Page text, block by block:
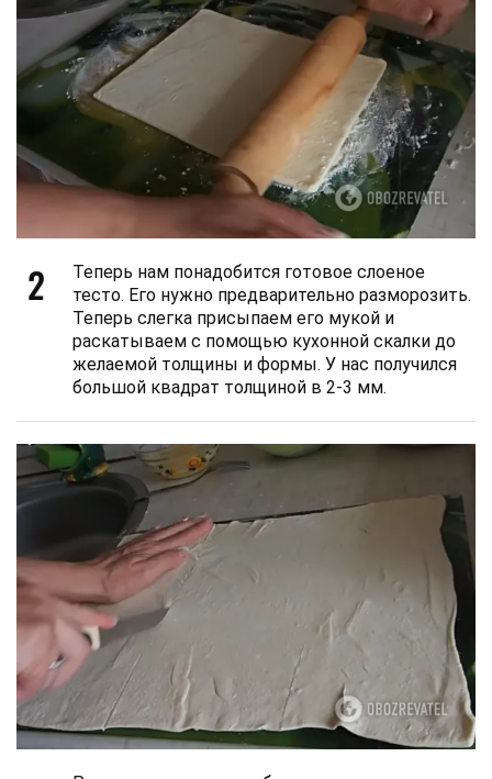
2
Теперь нам понадобится готовое слоеное
тесто. Его нужно предварительно разморозить.
Теперь слегка присыпаем его мукой и
раскатываем с помощью кухонной скалки до
желаемой толщины и формы. У нас получился
большой квадрат толщиной в 2-3 мм.